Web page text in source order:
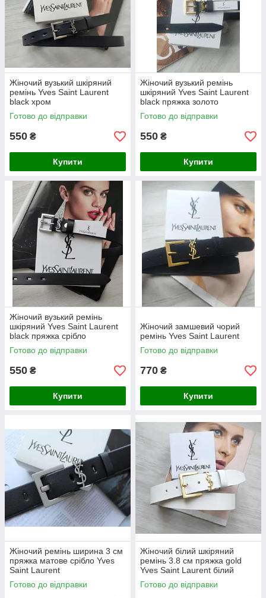
Жіночий вузький шкіряний
ремінь Yves Saint Laurent
black хром
Готово до відправки
550 ₴
Купити
Жіночий вузький ремінь
шкіряний Yves Saint Laurent
black пряжка золото
Готово до відправки
550 ₴
Купити
Жіночий вузький ремінь
шкіряний Yves Saint Laurent
black пряжка срібло
Готово до відправки
550 ₴
Купити
Жіночий замшевий чорий
ремінь Yves Saint Laurent
Готово до відправки
770 ₴
Купити
Жіночий ремінь ширина 3 см
пряжка матове срібло Yves
Saint Laurent
Готово до відправки
Жіночий білий шкіряний
ремінь 3.8 см пряжка gold
Yves Saint Laurent білий
Готово до відправки